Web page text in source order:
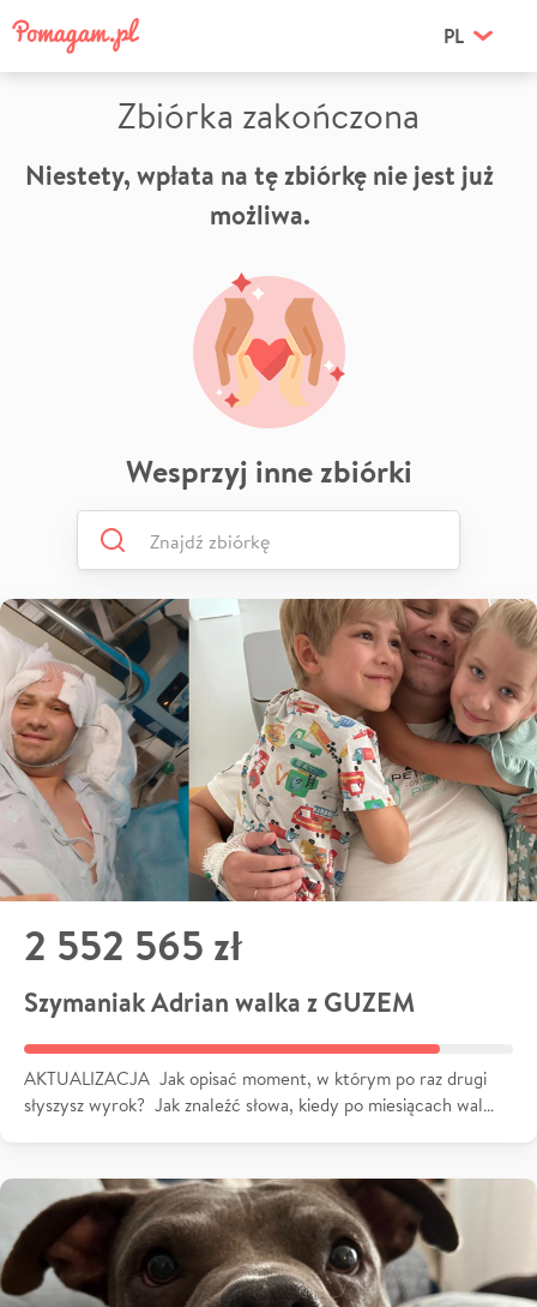
PL
Zbiórka zakończona
Niestety, wpłata na tę zbiórkę nie jest już
możliwa.
Wesprzyj inne zbiórki
2 552 565 zł
Szymaniak Adrian walka z GUZEM
AKTUALIZACJA Jak opisać moment, w którym po raz drugi
słyszysz wyrok? Jak znaleźć słowa, kiedy po miesiącach wal…